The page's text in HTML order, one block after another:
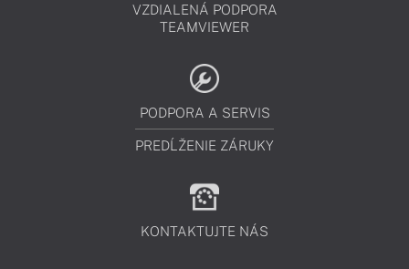
VZDIALENÁ PODPORA
TEAMVIEWER
PODPORA A SERVIS
PREDĹŽENIE ZÁRUKY
KONTAKTUJTE NÁS